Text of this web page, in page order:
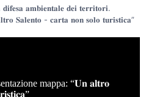
𝐚𝐦𝐛𝐢𝐞𝐧𝐭𝐚𝐥𝐞 𝐝𝐞𝐢 𝐭𝐞𝐫𝐫𝐢𝐭𝐨𝐫𝐢.
𝐒𝐚𝐥𝐞𝐧𝐭𝐨 - 𝐜𝐚𝐫𝐭𝐚 𝐧𝐨𝐧 𝐬𝐨𝐥𝐨 𝐭𝐮𝐫𝐢𝐬𝐭𝐢𝐜𝐚”